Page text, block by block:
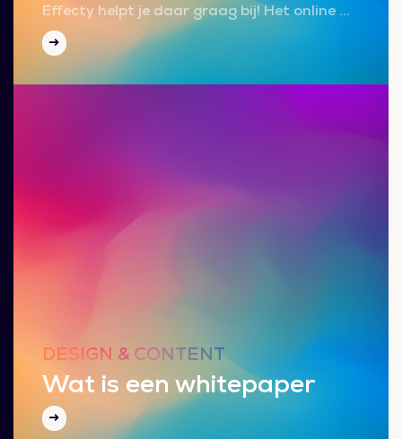
Effecty helpt je daar graag bij! Het online …
DESIGN & CONTENT
Wat is een whitepaper